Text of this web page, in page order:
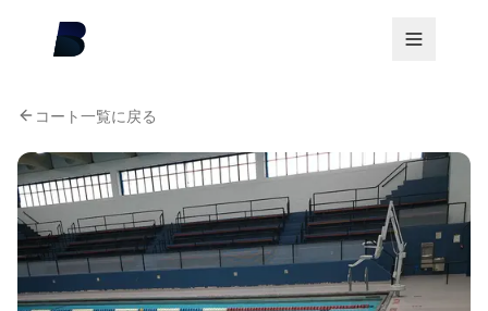
コート一覧に戻る